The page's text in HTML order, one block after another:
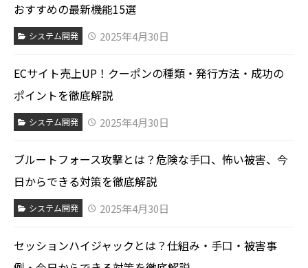
おすすめの最新機能15選
システム開発 2025年4月30日
ECサイト売上UP！クーポンの種類・発行方法・成功の
ポイントを徹底解説
システム開発 2025年4月30日
ブルートフォース攻撃とは？危険な手口、怖い被害、今
日からできる対策を徹底解説
システム開発 2025年4月30日
セッションハイジャックとは？仕組み・手口・被害事